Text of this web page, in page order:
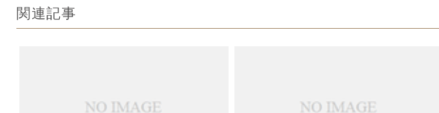
関連記事